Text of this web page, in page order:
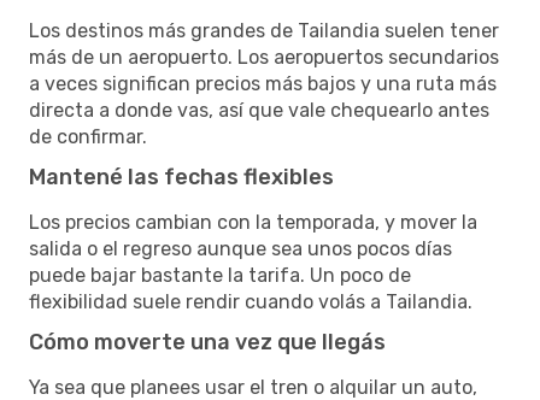
Los destinos más grandes de Tailandia suelen tener
más de un aeropuerto. Los aeropuertos secundarios
a veces significan precios más bajos y una ruta más
directa a donde vas, así que vale chequearlo antes
de confirmar.
Mantené las fechas flexibles
Los precios cambian con la temporada, y mover la
salida o el regreso aunque sea unos pocos días
puede bajar bastante la tarifa. Un poco de
flexibilidad suele rendir cuando volás a Tailandia.
Cómo moverte una vez que llegás
Ya sea que planees usar el tren o alquilar un auto,